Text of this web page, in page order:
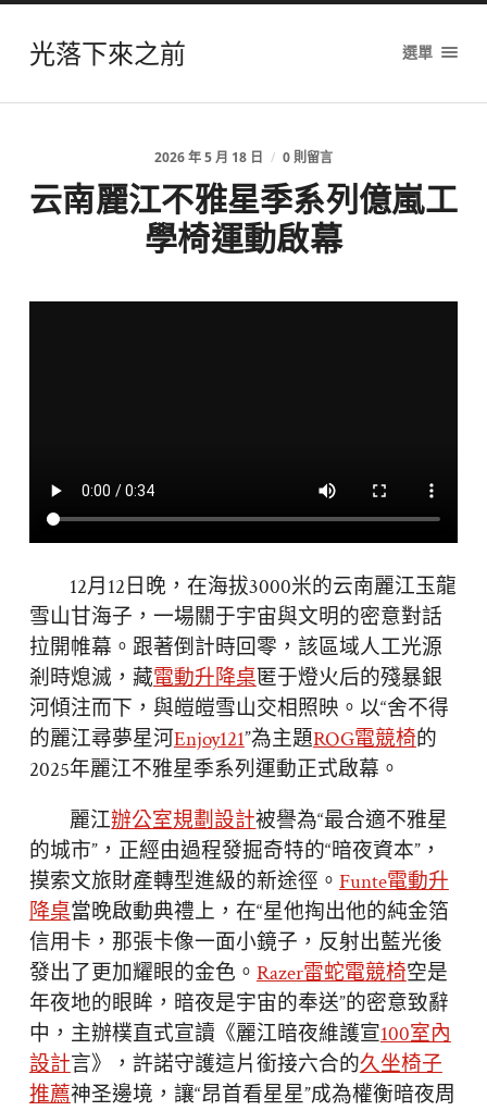
光落下來之前 選單
2026 年 5 月 18 日 / 0 則留言
云南麗江不雅星季系列億嵐工
學椅運動啟幕
12月12日晚，在海拔3000米的云南麗江玉龍
雪山甘海子，一場關于宇宙與文明的密意對話
拉開帷幕。跟著倒計時回零，該區域人工光源
剎時熄滅，藏電動升降桌匿于燈火后的殘暴銀
河傾注而下，與皚皚雪山交相照映。以“舍不得
的麗江尋夢星河Enjoy121”為主題ROG電競椅的
2025年麗江不雅星季系列運動正式啟幕。
麗江辦公室規劃設計被譽為“最合適不雅星
的城市”，正經由過程發掘奇特的“暗夜資本”，
摸索文旅財產轉型進級的新途徑。Funte電動升
降桌當晚啟動典禮上，在“星他掏出他的純金箔
信用卡，那張卡像一面小鏡子，反射出藍光後
發出了更加耀眼的金色。Razer雷蛇電競椅空是
年夜地的眼眸，暗夜是宇宙的奉送”的密意致辭
中，主辦樸直式宣讀《麗江暗夜維護宣100室內
設計言》，許諾守護這片銜接六合的久坐椅子
推薦神圣邊境，讓“昂首看星星”成為權衡暗夜周